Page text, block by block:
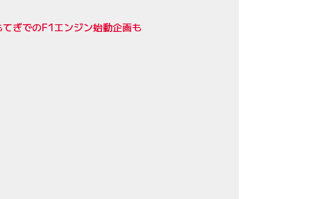
ぎでのF1エンジン始動企画も